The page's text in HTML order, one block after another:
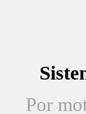
Por